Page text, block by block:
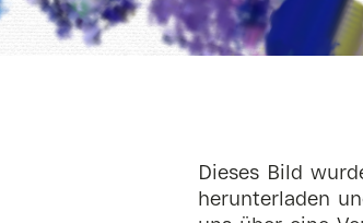
Dieses Bild
herunterladen